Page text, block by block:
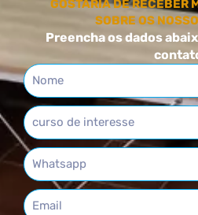
GOSTARIA DE RECEBER
SOBRE OS
Preencha os dados